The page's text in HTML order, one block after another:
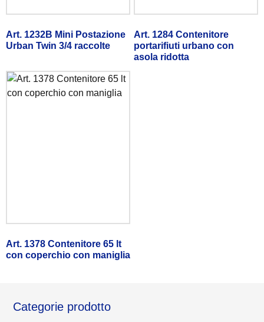
Art. 1232B Mini Postazione
Urban Twin 3/4 raccolte
Art. 1284 Contenitore
portarifiuti urbano con
asola ridotta
Art. 1378 Contenitore 65 lt
con coperchio con maniglia
Categorie prodotto